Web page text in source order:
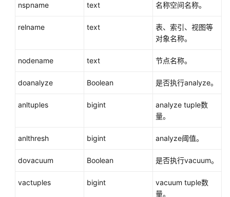
nspname text 名称空间名称。
relname text
表、索引、视图等
对象名称。
nodename text 节点名称。
doanalyze Boolean 是否执行analyze。
anltuples bigint
analyze tuple数
量。
anlthresh bigint analyze阈值。
dovacuum Boolean 是否执行vacuum。
vactuples bigint
vacuum tuple数
量。